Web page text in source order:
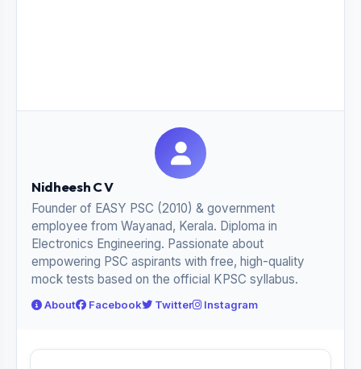
Nidheesh C V
Founder of EASY PSC (2010) & government
employee from Wayanad, Kerala. Diploma in
Electronics Engineering. Passionate about
empowering PSC aspirants with free, high-quality
mock tests based on the official KPSC syllabus.
About Facebook Twitter Instagram